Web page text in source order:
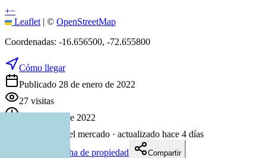
+−
Leaflet | © OpenStreetMap
Coordenadas: -16.656500, -72.655800
Cómo llegar
Publicado 28 de enero de 2022
27 visitas
28 de enero de 2022
días en el mercado · actualizado hace 4 días
Descargar ficha de propiedad
Compartir